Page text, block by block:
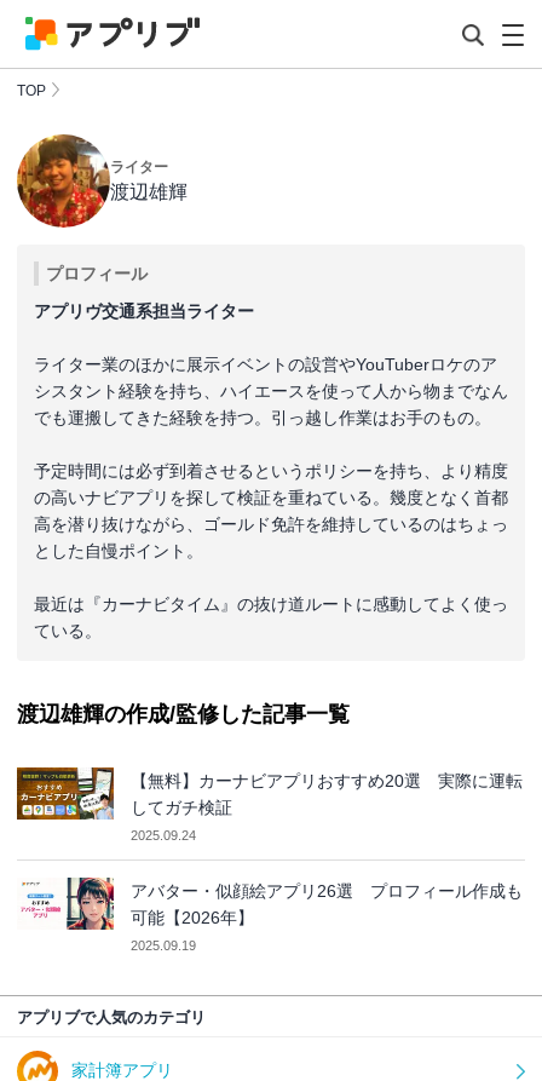
TOP
ライター
渡辺雄輝
プロフィール
アプリヴ交通系担当ライター
ライター業のほかに展示イベントの設営やYouTuberロケのア
シスタント経験を持ち、ハイエースを使って人から物までなん
でも運搬してきた経験を持つ。引っ越し作業はお手のもの。
予定時間には必ず到着させるというポリシーを持ち、より精度
の高いナビアプリを探して検証を重ねている。幾度となく首都
高を潜り抜けながら、ゴールド免許を維持しているのはちょっ
とした自慢ポイント。
最近は『カーナビタイム』の抜け道ルートに感動してよく使っ
ている。
渡辺雄輝の作成/監修した記事一覧
【無料】カーナビアプリおすすめ20選 実際に運転
してガチ検証
2025.09.24
アバター・似顔絵アプリ26選 プロフィール作成も
可能【2026年】
2025.09.19
アプリブで人気のカテゴリ
家計簿アプリ